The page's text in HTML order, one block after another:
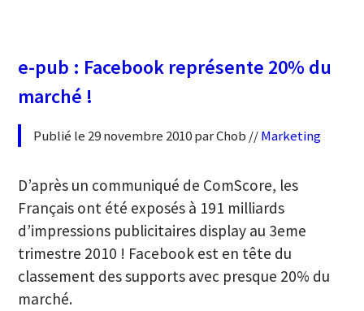
e-pub : Facebook représente 20% du
marché !
Publié le 29 novembre 2010 par Chob //Marketing
D’après un communiqué de ComScore, les
Français ont été exposés à 191 milliards
d’impressions publicitaires display au 3eme
trimestre 2010 ! Facebook est en tête du
classement des supports avec presque 20% du
marché.